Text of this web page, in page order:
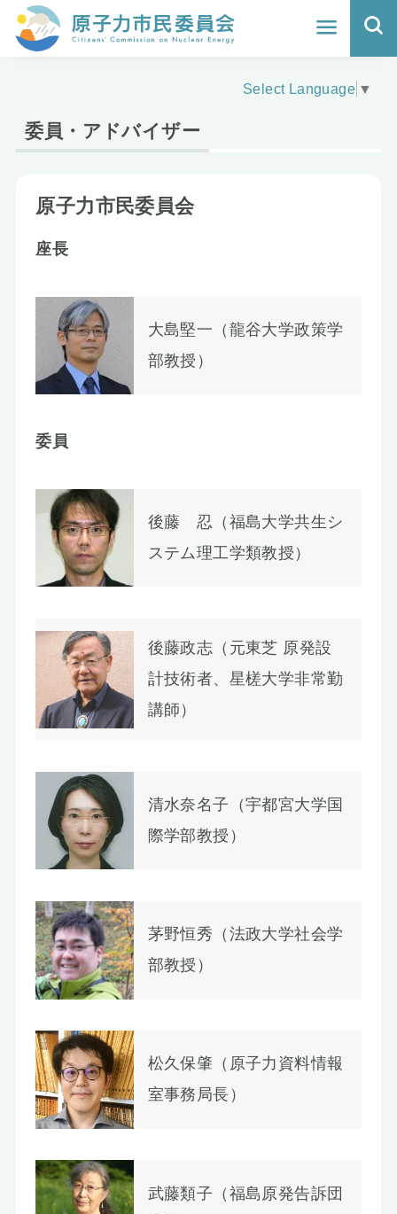
ホーム
核のごみの行方と課題
原子力市民委員会について
活動報告
Select Language ▼
委員・アドバイザー
原子力市民委員会
座長
大島堅一（龍谷大学政策学
部教授）
委員
後藤 忍（福島大学共生シ
ステム理工学類教授）
後藤政志（元東芝 原発設
計技術者、星槎大学非常勤
講師）
清水奈名子（宇都宮大学国
際学部教授）
茅野恒秀（法政大学社会学
部教授）
松久保肇（原子力資料情報
室事務局長）
武藤類子（福島原発告訴団